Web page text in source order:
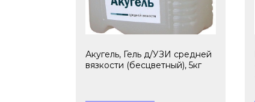
Акугель, Гель д/УЗИ средней
вязкости (бесцветный), 5кг